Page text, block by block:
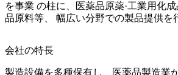
を事業 の柱に、医薬品原薬·工業用化成
品原料等、 幅広い分野での製品提供を
会社の特長
製造設備を多種保有し、医薬品製造業